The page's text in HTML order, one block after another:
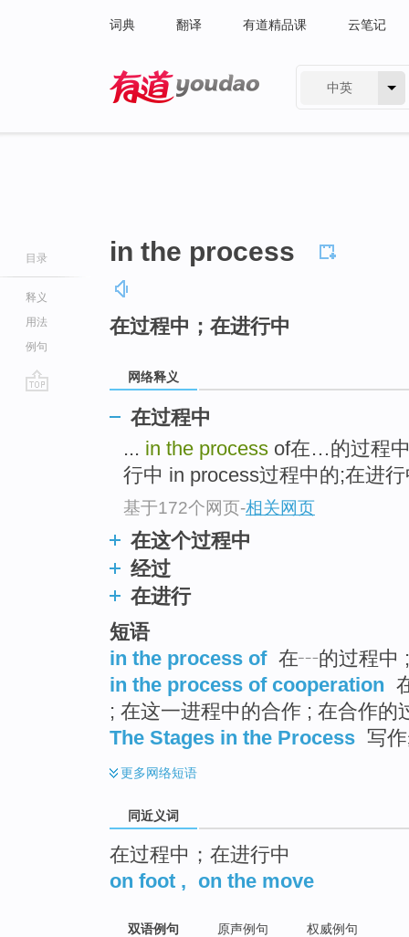
词典 翻译 有道精品课 云笔记
中英
目录
释义
用法
例句
in the process
在过程中；在进行中
网络释义
在过程中
... in the process of在…的过程
行中 in process过程中的;在进
基于172个网页-相关网页
在这个过程中
经过
在进行
短语
in the process of 在┄的过程中
in the process of cooperation
; 在这一进程中的合作 ; 在合作的
The Stages in the Process 写
更多网络短语
同近义词
在过程中；在进行中
on foot , on the move
双语例句 原声例句 权威例句